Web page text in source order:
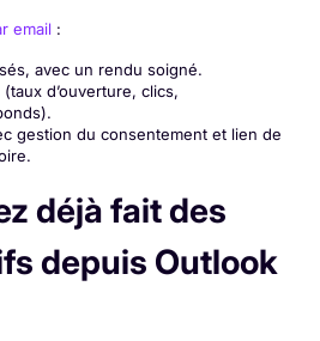
email :
avec un rendu soigné.
d’ouverture, clics,
gestion du consentement et lien de
déjà fait des
depuis Outlook